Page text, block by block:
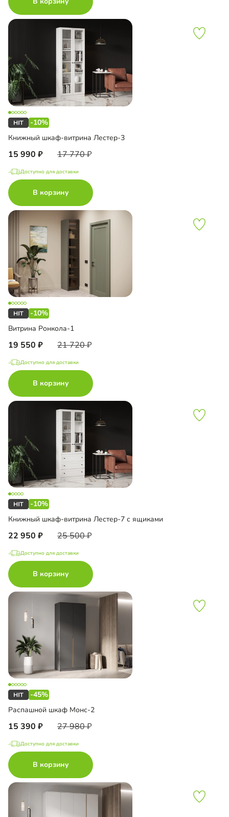
-10%
Книжный шкаф-витрина Лестер-3
15 990 17 770
Доступно для доставки
В корзину
-10%
Витрина Ронкола-1
19 550 21 720
Доступно для доставки
В корзину
-10%
Книжный шкаф-витрина Лестер-7 с ящиками
22 950 25 500
Доступно для доставки
В корзину
-45%
Распашной шкаф Монс-2
15 390 27 980
Доступно для доставки
В корзину